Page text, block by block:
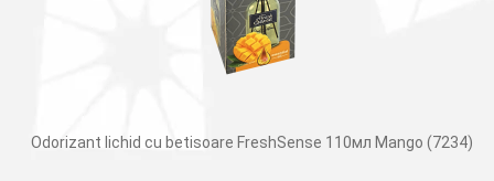
Odorizant lichid cu betisoare FreshSense 110мл Mango (7234)